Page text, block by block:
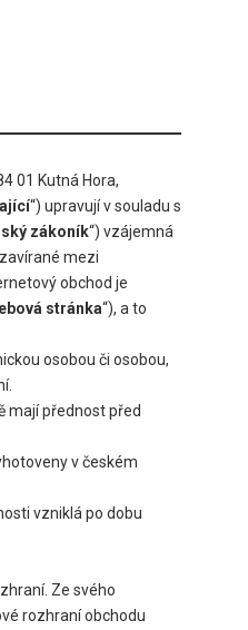
01 Kutná Hora,
“) upravují v souladu s
zákoník“) vzájemná
mezi
obchod je
stránka“), a to
osobou či osobou,
majípřednost před
v českém
vzniklá po dobu
Ze svého
rozhraní obchodu